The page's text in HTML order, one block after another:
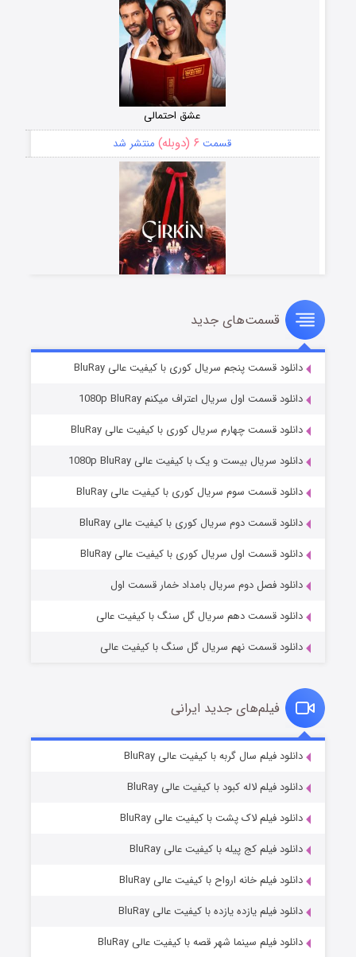
عشق احتمالی
قسمت ۶ (دوبله) منتشر شد
سریال زشت
قسمت۵ (زیرنویس) منتشر شد
وستی ها
قسمت۱ (زیرنویس) منتشر شد
قسمت۶ (زیرنویس) منتشر شد
قسمت‌های جدید
دانلود قسمت پنجم سریال کوری با کیفیت عالی BluRay
دانلود قسمت اول سریال اعتراف میکنم 1080p BluRay
دانلود قسمت چهارم سریال کوری با کیفیت عالی BluRay
دانلود سریال بیست و یک با کیفیت عالی 1080p BluRay
دانلود قسمت سوم سریال کوری با کیفیت عالی BluRay
دانلود قسمت دوم سریال کوری با کیفیت عالی BluRay
دانلود قسمت اول سریال کوری با کیفیت عالی BluRay
دانلود فصل دوم سریال بامداد خمار قسمت اول
دانلود قسمت دهم سریال گل سنگ با کیفیت عالی
دانلود قسمت نهم سریال گل سنگ با کیفیت عالی
فیلم‌های جدید ایرانی
دانلود فیلم سال گربه با کیفیت عالی BluRay
دانلود فیلم لاله کبود با کیفیت عالی BluRay
دانلود فیلم لاک پشت با کیفیت عالی BluRay
دانلود فیلم کج‌ پیله با کیفیت عالی BluRay
دانلود فیلم خانه ارواح با کیفیت عالی BluRay
دانلود فیلم یازده یازده با کیفیت عالی BluRay
دانلود فیلم سینما شهر قصه با کیفیت عالی BluRay